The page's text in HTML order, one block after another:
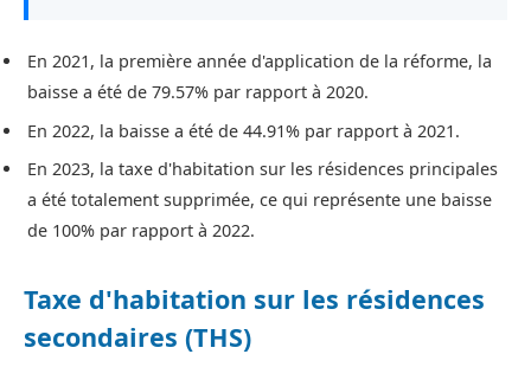
En 2021, la première année d'application de la réforme, la
baisse a été de 79.57% par rapport à 2020.
En 2022, la baisse a été de 44.91% par rapport à 2021.
En 2023, la taxe d'habitation sur les résidences principales
a été totalement supprimée, ce qui représente une baisse
de 100% par rapport à 2022.
Taxe d'habitation sur les résidences
secondaires (THS)